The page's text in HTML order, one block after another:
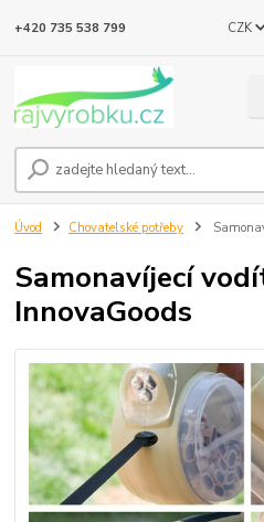
CZK
+420 735 538 799
Úvod Chovatelské potřeby
Samonavíjecí
InnovaGoods